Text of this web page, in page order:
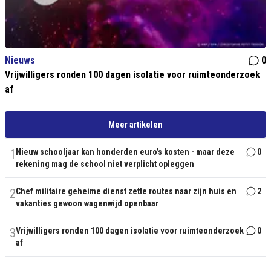
Nieuws
0
Vrijwilligers ronden 100 dagen isolatie voor ruimteonderzoek
af
Meer artikelen
1 Nieuw schooljaar kan honderden euro’s kosten - maar deze
rekening mag de school niet verplicht opleggen
0
2Chef militaire geheime dienst zette routes naar zijn huis en
vakanties gewoon wagenwijd openbaar
2
3Vrijwilligers ronden 100 dagen isolatie voor ruimteonderzoek
af
0